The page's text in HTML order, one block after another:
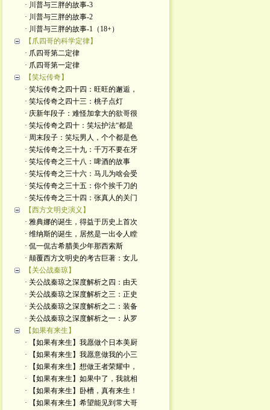
· 川普与三胖的故事-3
· 川普与三胖的故事-2
· 川普与三胖的故事-1（18+）
【爪四哥的科学定律】
· 爪四哥第二定律
· 爪四哥第一定律
【笑坛传奇】
· 笑坛传奇之四十四：旺旺的邂逅，
· 笑坛传奇之四十三：桃子点灯
· 庆新年段子：难怪加拿大的欲哥很
· 笑坛传奇之四十：笑坛护法“都是
· 周末段子：笑坛男人，个个都是色
· 笑坛传奇之三十九：千万不要在牙
· 笑坛传奇之三十八：啤酒的故事
· 笑坛传奇之三十六：马儿为啥会受
· 笑坛传奇之三十五：你个挨千刀的
· 笑坛传奇之三十四：张真人的关门
【西方文明史演义】
· 雅典娜的诞生，得益于历史上首次
· 维纳斯的诞生，居然是一出令人瞠
· 侃一侃古希腊美少年那西索斯
· 颠覆西方文明史的考古巨著：女儿
【关公战秦琼】
· 关公战秦琼之深度解析之四：由天
· 关公战秦琼之深度解析之三：正史
· 关公战秦琼之深度解析之二：装备
· 关公战秦琼之深度解析之一：从罗
【如果有来生】
· 【如果有来生】我愿做个日本美厨
· 【如果有来生】我愿意做我的小三
· 【如果有来生】想做王者荣耀中，
· 【如果有来生】如果中了，我就相
· 【如果有来生】卧槽，真有来生！
· 【如果有来生】希望能见到常大哥